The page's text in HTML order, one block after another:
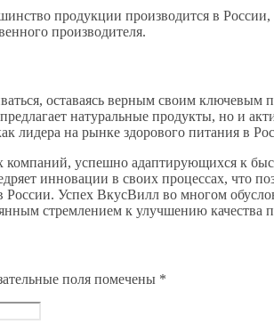
продукции производится в
производителя.
оставаясь верным своим ключевым
натуральные продукты, но и
лидера на рынке здорового питания в
компаний, успешно адаптирующихся к
инновации в своих процессах, что
России. Успех ВкусВилл во многом
стремлением к улучшению качества
поля помечены *